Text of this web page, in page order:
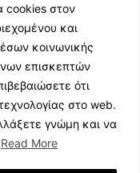
cookies στον
και
κοινωνικής
επισκεπτών
ότι
στο web.
γνώμη και να
Read More